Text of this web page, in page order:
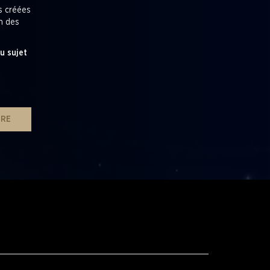
créées
des
sujet